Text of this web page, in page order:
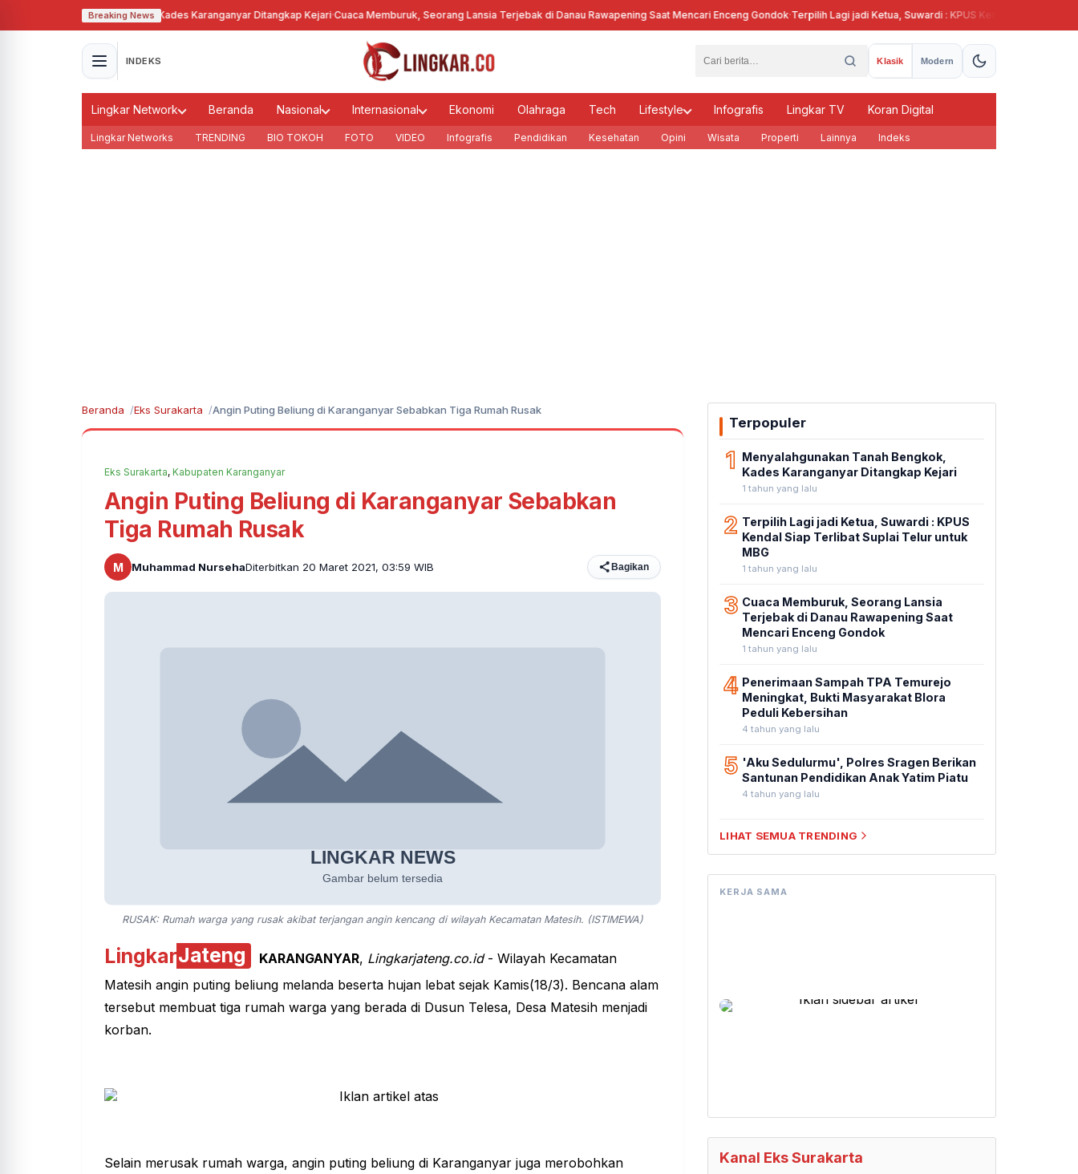
Breaking News
Tanah Bengkok, Kades Karanganyar Ditangkap Kejari· Cuaca Memburuk, Seorang Lansia Terjebak di Danau Rawapening Saat Mencari Enceng Gondok·Terpilih Lagi jadi Ketua, Suwardi : KPUS Kendal Siap Terlibat Suplai
INDEKS Klasik Modern
Lingkar Network Beranda Nasional Internasional Ekonomi Olahraga Tech Lifestyle Infografis Lingkar TV Koran Digital
Lingkar Networks TRENDING BIO TOKOH FOTO VIDEO Infografis Pendidikan Kesehatan Opini Wisata Properti Lainnya Indeks
Beranda Eks Surakarta Angin Puting Beliung di Karanganyar Sebabkan Tiga Rumah Rusak
Eks Surakarta, Kabupaten Karanganyar
Angin Puting Beliung di Karanganyar Sebabkan
Tiga Rumah Rusak
M Muhammad NursehaDiterbitkan 20 Maret 2021, 03:59 WIB Bagikan
RUSAK: Rumah warga yang rusak akibat terjangan angin kencang di wilayah Kecamatan Matesih. (ISTIMEWA)
LingkarJateng KARANGANYAR, Lingkarjateng.co.id- Wilayah Kecamatan
Matesih angin puting beliung melanda beserta hujan lebat sejak Kamis(18/3). Bencana alam
tersebut membuat tiga rumah warga yang berada di Dusun Telesa, Desa Matesih menjadi
korban.
Selain merusak rumah warga, angin puting beliung di Karanganyar juga merobohkan
Terpopuler
1 Menyalahgunakan Tanah Bengkok,
Kades Karanganyar Ditangkap Kejari
1 tahun yang lalu
2 Terpilih Lagi jadi Ketua, Suwardi : KPUS
Kendal Siap Terlibat Suplai Telur untuk
MBG
1 tahun yang lalu
3 Cuaca Memburuk, Seorang Lansia
Terjebak di Danau Rawapening Saat
Mencari Enceng Gondok
1 tahun yang lalu
4 Penerimaan Sampah TPA Temurejo
Meningkat, Bukti Masyarakat Blora
Peduli Kebersihan
4 tahun yang lalu
5 'Aku Sedulurmu', Polres Sragen Berikan
Santunan Pendidikan Anak Yatim Piatu
4 tahun yang lalu
LIHAT SEMUA TRENDING
KERJA SAMA
Kanal Eks Surakarta